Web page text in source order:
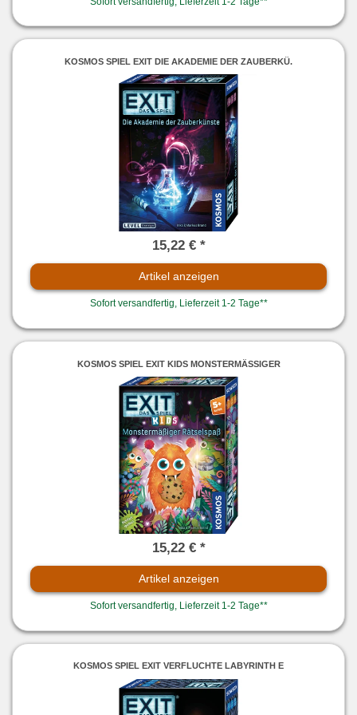
KOSMOS SPIEL EXIT DIE AKADEMIE DER ZAUBERKÜ.
15,22 € *
Artikel anzeigen
Sofort versandfertig, Lieferzeit 1-2 Tage**
KOSMOS SPIEL EXIT KIDS MONSTERMÄSSIGER
15,22 € *
Artikel anzeigen
Sofort versandfertig, Lieferzeit 1-2 Tage**
KOSMOS SPIEL EXIT VERFLUCHTE LABYRINTH E